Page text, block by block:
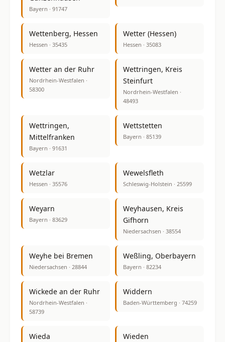
Bayern · 91747
Wettenberg, Hessen
Hessen · 35435
Wetter (Hessen)
Hessen · 35083
Wetter an der Ruhr
Nordrhein-Westfalen ·
58300
Wettringen, Kreis
Steinfurt
Nordrhein-Westfalen ·
48493
Wettringen,
Mittelfranken
Bayern · 91631
Wettstetten
Bayern · 85139
Wetzlar
Hessen · 35576
Wewelsfleth
Schleswig-Holstein · 25599
Weyarn
Bayern · 83629
Weyhausen, Kreis
Gifhorn
Niedersachsen · 38554
Weyhe bei Bremen
Niedersachsen · 28844
Weßling, Oberbayern
Bayern · 82234
Wickede an der Ruhr
Nordrhein-Westfalen ·
58739
Widdern
Baden-Württemberg · 74259
Wieda
Wieden